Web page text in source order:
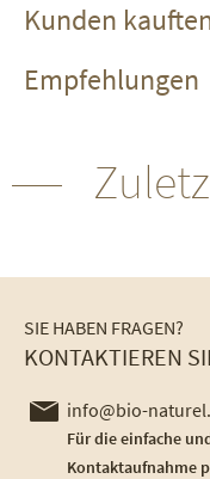
Kunden
Empfehlungen
SIE HABEN FRAGEN?
KONTAKTIEREN
info@bio-
Für die einfache
Kontaktaufnahme